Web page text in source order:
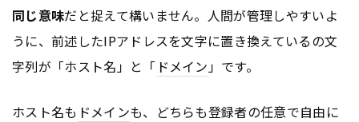
同じ意味だと捉えて構いません。人間が管理しやすいよ
うに、前述したIPアドレスを文字に置き換えているの文
字列が「ホスト名」と「 ドメイン 」です。
ホスト名も ドメインも、どちらも登録者の任意で自由に